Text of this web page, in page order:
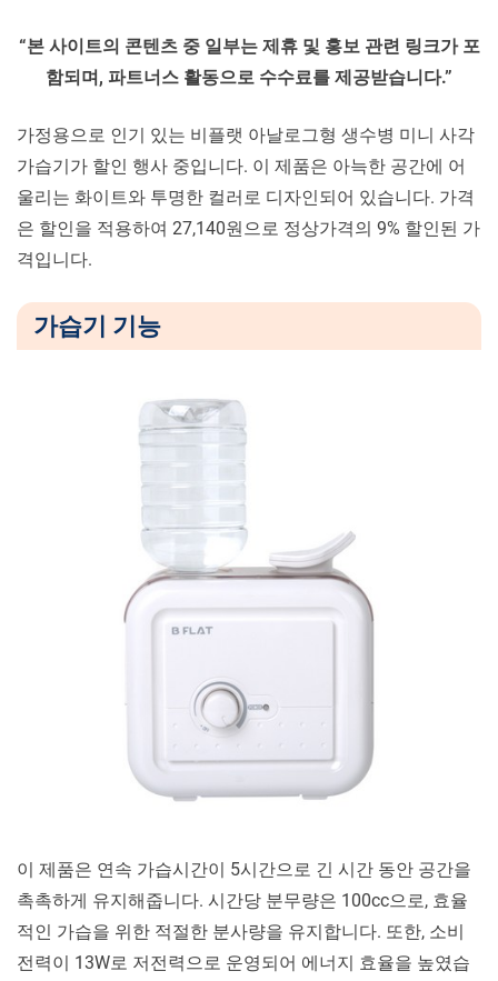
on
플
랫
날
그
형
생
수
미
니
“본 사이트의 콘텐츠 중 일부는 제휴 및 홍보 관련 링크가 포
함되며, 파트너스 활동으로 수수료를 제공받습니다.”
가정용으로 인기 있는 비플랫 아날로그형 생수병 미니 사각
가습기가 할인 행사 중입니다. 이 제품은 아늑한 공간에 어
울리는 화이트와 투명한 컬러로 디자인되어 있습니다. 가격
은 할인을 적용하여 27,140원으로 정상가격의 9% 할인된 가
격입니다.
가습기 기능
이 제품은 연속 가습시간이 5시간으로 긴 시간 동안 공간을
촉촉하게 유지해줍니다. 시간당 분무량은 100cc으로, 효율
적인 가습을 위한 적절한 분사량을 유지합니다. 또한, 소비
전력이 13W로 저전력으로 운영되어 에너지 효율을 높였습